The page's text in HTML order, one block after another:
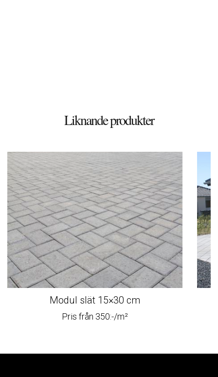
Liknande produkter
Modul slät 15×30 cm
Pris från 350:-/m²